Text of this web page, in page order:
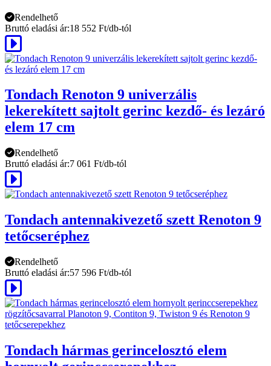
Rendelhető
Bruttó eladási ár:18 552 Ft/db-tól
Tondach Renoton 9 univerzális
lekerekített sajtolt gerinc kezdő- és lezáró
elem 17 cm
Rendelhető
Bruttó eladási ár:7 061 Ft/db-tól
Tondach antennakivezető szett Renoton 9
tetőcseréphez
Rendelhető
Bruttó eladási ár:57 596 Ft/db-tól
Tondach hármas gerincelosztó elem